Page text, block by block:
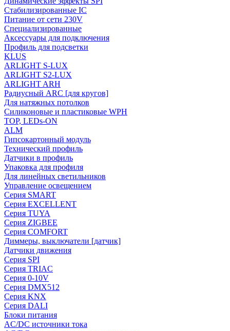
Стабилизированные IC
Питание от сети 230V
Специализированные
Аксессуары для подключения
Профиль для подсветки
KLUS
ARLIGHT S-LUX
ARLIGHT S2-LUX
ARLIGHT ARH
Радиусный ARC [для кругов]
Для натяжных потолков
Силиконовые и пластиковые WPH
TOP, LEDs-ON
ALM
Гипсокартонный модуль
Технический профиль
Датчики в профиль
Упаковка для профиля
Для линейных светильников
Управление освещением
Серия SMART
Серия EXCELLENT
Серия TUYA
Серия ZIGBEE
Серия COMFORT
Диммеры, выключатели [датчик]
Датчики движения
Серия SPI
Серия TRIAC
Серия 0-10V
Серия DMX512
Серия KNX
Серия DALI
Блоки питания
AC/DC источники тока